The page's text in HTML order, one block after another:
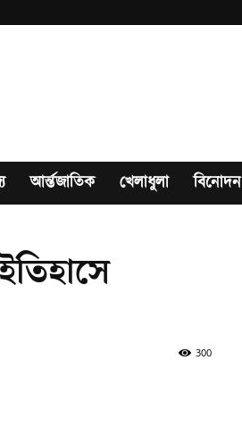
আর্ন্তজাতিক খেলাধুলা বিনোদন
300